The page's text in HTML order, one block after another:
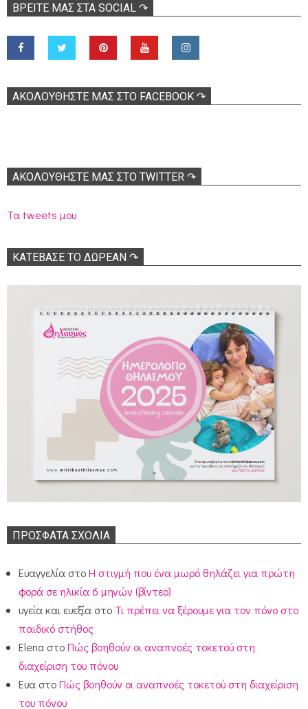
ΒΡΕΊΤΕ ΜΑΣ ΣΤΑ SOCIAL ↷
ΑΚΟΛOΥΘΉΣΤΕ ΜΑΣ ΣΤΟ FACEBOOK ↷
ΑΚΟΛΟΥΘΉΣΤΕ ΜΑΣ ΣΤΟ TWITTER ↷
Τα tweets μου
ΚΑΤΕΒΑΣΕ ΤΟ ΔΩΡΕΑΝ ↷
ΠΡΌΣΦΑΤΑ ΣΧΌΛΙΑ
Ευαγγελία στοΗ στιγμή που ένα μωρό θηλάζει για πρώτη
φορά σε ηλικία 6 μηνών (βίντεο)
υγεία και ευεξία στο Τι πρέπει να ξέρουμε για τον πόνο στο
παιδικό στήθος
Elena στοΠώς βοηθούν οι αναπνοές τοκετού στη
διαχείριση του πόνου
Ευα στοΠώς βοηθούν οι αναπνοές τοκετού στη διαχείριση
του πόνου